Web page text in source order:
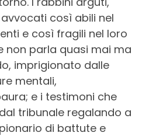
così abili nel
e così fragili nel loro
non parla quasi mai ma
imprigionato dalle
mentali,
e i testimoni che
tribunale regalando a
di battute e